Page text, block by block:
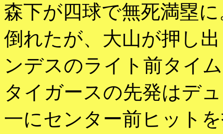
森下が四球で無死満塁
倒れたが、大山が押し
ンデスのライト前タイ
タイガースの先発はデ
一にセンター前ヒット